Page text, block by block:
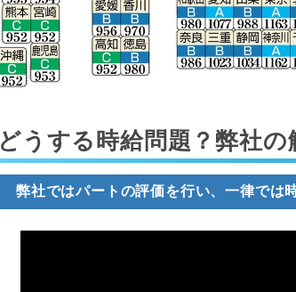
どうする時給問題？弊社の
弊社ではパートの評価を行い、一律では